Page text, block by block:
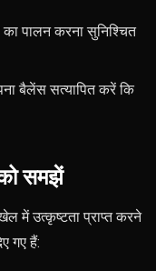
का पालन करना सुनिश्चित
बैलेंस सत्यापित करें कि
समझें
में उत्कृष्टता प्राप्त करने
गए हैं: